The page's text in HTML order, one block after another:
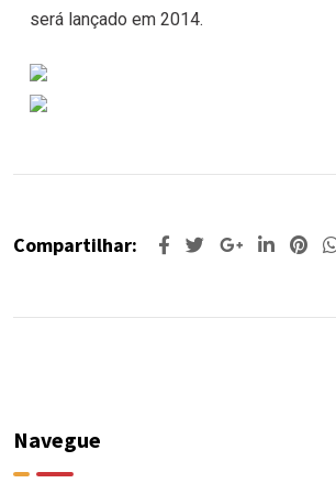
será lançado em 2014.
Compartilhar:
Navegue